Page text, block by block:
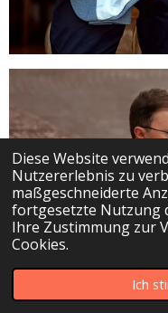
Diese Website
Nutzererlebnis zu
maßgeschneiderte
fortgesetzte Nutzung
Ihre Zustimmung zur
Cookies.
Ich